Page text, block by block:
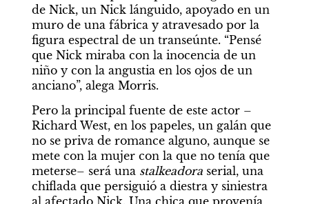
de Nick, un Nick lánguido, apoyado en un
muro de una fábrica y atravesado por la
figura espectral de un transeúnte. “Pensé
que Nick miraba con la inocencia de un
niño y con la angustia en los ojos de un
anciano”, alega Morris.
Pero la principal fuente de este actor –
Richard West, en los papeles, un galán que
no se priva de romance alguno, aunque se
mete con la mujer con la que no tenía que
meterse– será una stalkeadora serial, una
chiflada que persiguió a diestra y siniestra